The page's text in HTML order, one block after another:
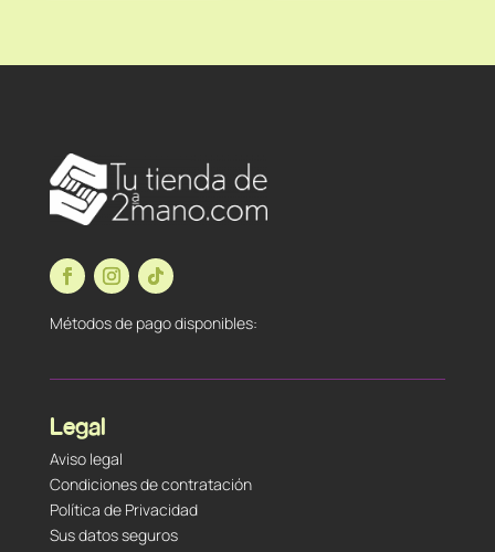
Métodos de pago disponibles:
Legal
Aviso legal
Condiciones de contratación
Política de Privacidad
Sus datos seguros